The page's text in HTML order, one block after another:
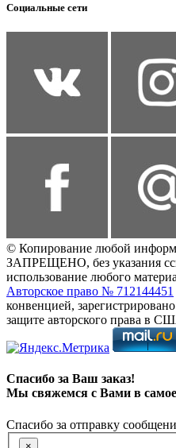
Социальные сети
© Копирование любой
ЗАПРЕЩЕНО, без указания
использование любого
Авторское право № 712144451
конвенцией,
защите авторского права в
Спасибо за Ваш заказ!
Мы свяжемся с Вами в
Спасибо за отправку